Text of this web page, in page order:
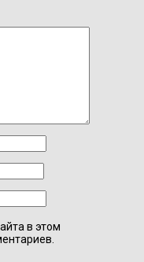
в этом